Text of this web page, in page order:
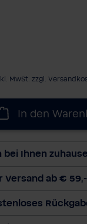
MwSt. zzgl.
In den
bei Ihnen zuhause
Versand ab € 59,-